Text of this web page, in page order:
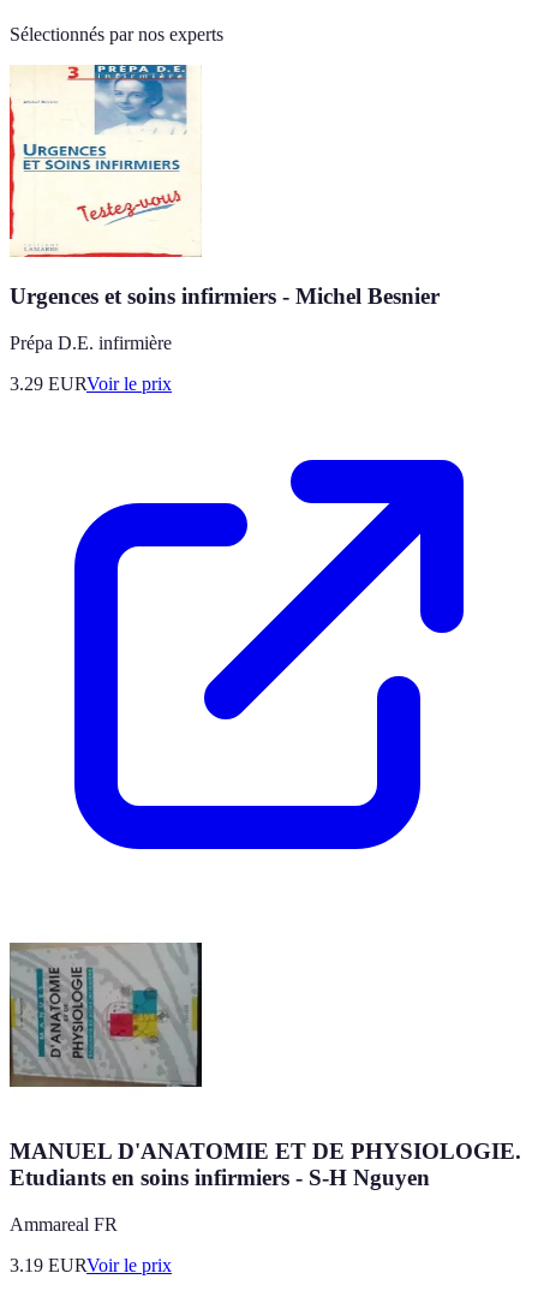
Sélectionnés par nos experts
Urgences et soins infirmiers - Michel Besnier
Prépa D.E. infirmière
3.29 EURVoir le prix
MANUEL D'ANATOMIE ET DE PHYSIOLOGIE.
Etudiants en soins infirmiers - S-H Nguyen
Ammareal FR
3.19 EURVoir le prix